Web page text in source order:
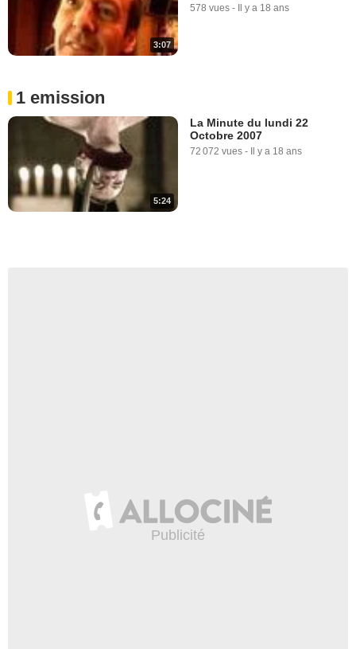
3:07
578 vues - Il y a 18 ans
1 emission
5:24
La Minute du lundi 22
Octobre 2007
72 072 vues - Il y a 18 ans